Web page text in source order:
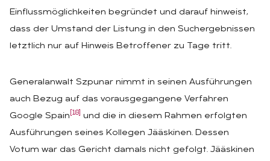
Einflussmöglichkeiten begründet und darauf hinweist,
dass der Umstand der Listung in den Suchergebnissen
letztlich nur auf Hinweis Betroffener zu Tage tritt.
Generalanwalt Szpunar nimmt in seinen Ausführungen
auch Bezug auf das vorausgegangene Verfahren
Google Spain [18]
und die in diesem Rahmen erfolgten
Ausführungen seines Kollegen Jääskinen. Dessen
Votum war das Gericht damals nicht gefolgt. Jääskinen